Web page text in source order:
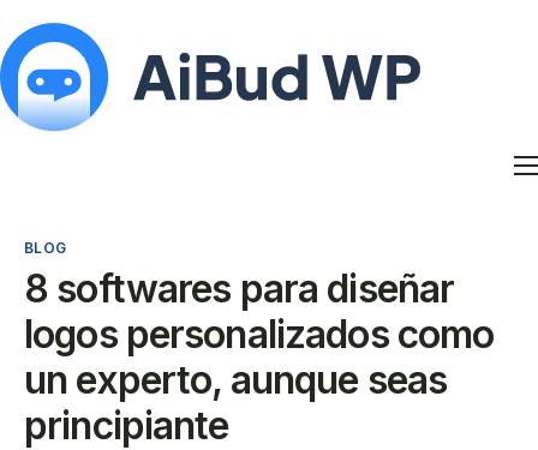
Blog
My Account
BLOG
8 softwares para diseñar
logos personalizados como
un experto, aunque seas
principiante